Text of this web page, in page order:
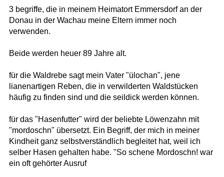
3 begriffe, die in meinem Heimatort Emmersdorf an der
Donau in der Wachau meine Eltern immer noch
verwenden.
Beide werden heuer 89 Jahre alt.
für die Waldrebe sagt mein Vater "ülochan", jene
lianenartigen Reben, die in verwilderten Waldstücken
häufig zu finden sind und die seildick werden können.
für das "Hasenfutter" wird der beliebte Löwenzahn mit
"mordoschn" übersetzt. Ein Begriff, der mich in meiner
Kindheit ganz selbstverständlich begleitet hat, weil ich
selber Hasen gehalten habe. "So schene Mordoschn! war
ein oft gehörter Ausruf